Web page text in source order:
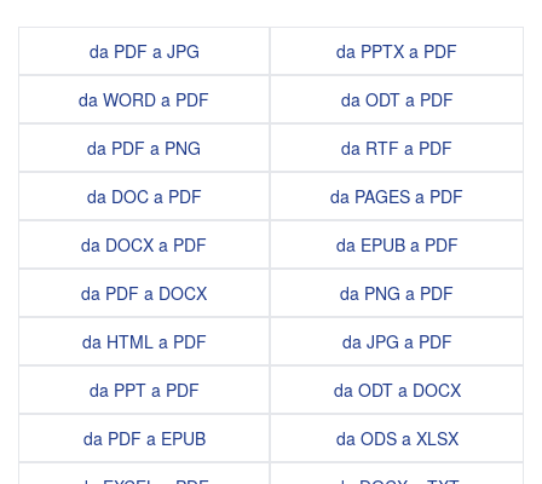
da PDF a JPG
da WORD a PDF
da PDF a PNG
da DOC a PDF
da DOCX a PDF
da PDF a DOCX
da HTML a PDF
da PPT a PDF
da PDF a EPUB
da PPTX a PDF
da ODT a PDF
da RTF a PDF
da PAGES a PDF
da EPUB a PDF
da PNG a PDF
da JPG a PDF
da ODT a DOCX
da ODS a XLSX